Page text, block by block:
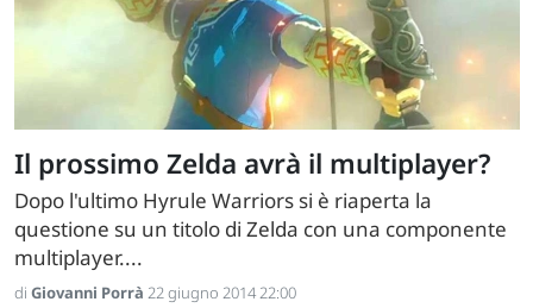
Il prossimo Zelda avrà il multiplayer?
Dopo l'ultimo Hyrule Warriors si è riaperta la
questione su un titolo di Zelda con una componente
multiplayer....
di Giovanni Porrà 22 giugno 2014 22:00